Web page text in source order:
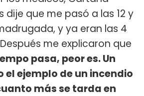
dije que me pasó a las 12 y
y ya eran las 4
me explicaron que
pasa, peor es. Un
el ejemplo de un incendio
más se tarda en